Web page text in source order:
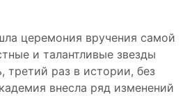
церемония вручения самой
и талантливые звезды
третий раз в истории, без
внесла ряд изменений